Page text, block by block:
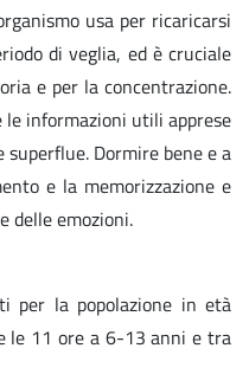
usa per ricaricarsi
di veglia, ed è cruciale
e per la concentrazione.
informazioni utili apprese
Dormire bene e a
e la memorizzazione e
delle emozioni.
per la popolazione in età
le 11 ore a 6-13 anni e tra